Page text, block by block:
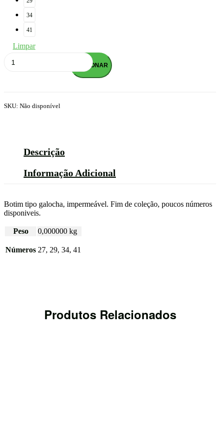
34
41
Limpar
ADICIONAR
SKU: Não disponível
Descrição
Informação Adicional
Botim tipo galocha, impermeável. Fim de coleção, poucos números
disponiveis.
Peso 0,000000 kg
Números 27, 29, 34, 41
Produtos Relacionados